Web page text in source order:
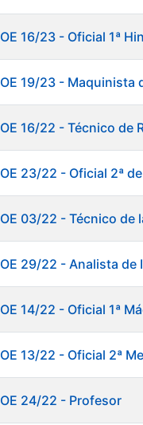
OE 16/23 - Oficial 1ª
OE 19/23 - Maquinista
OE 16/22 - Técnico de
OE 23/22 - Oficial 2ª
OE 03/22 - Técnico de
OE 29/22 - Analista de
OE 14/22 - Oficial 1ª
OE 13/22 - Oficial 2ª
OE 24/22 - Profesor